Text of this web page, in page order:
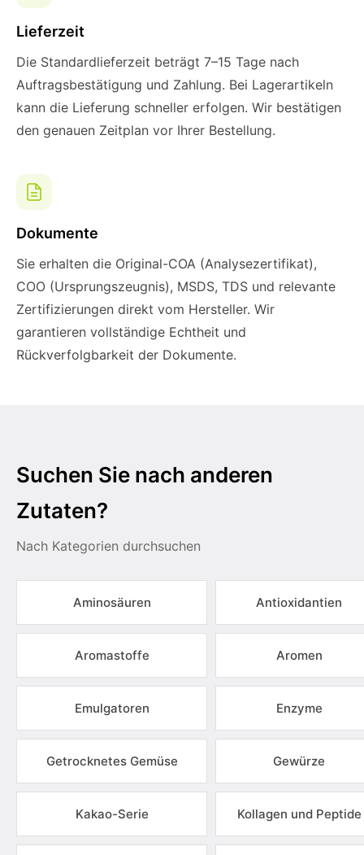
Lieferzeit
Die Standardlieferzeit beträgt 7–15 Tage nach
Auftragsbestätigung und Zahlung. Bei Lagerartikeln
kann die Lieferung schneller erfolgen. Wir bestätigen
den genauen Zeitplan vor Ihrer Bestellung.
Dokumente
Sie erhalten die Original-COA (Analysezertifikat),
COO (Ursprungszeugnis), MSDS, TDS und relevante
Zertifizierungen direkt vom Hersteller. Wir
garantieren vollständige Echtheit und
Rückverfolgbarkeit der Dokumente.
Suchen Sie nach anderen
Zutaten?
Nach Kategorien durchsuchen
Aminosäuren Antioxidantien
Aromastoffe Aromen
Emulgatoren Enzyme
Getrocknetes Gemüse Gewürze
Kakao-Serie Kollagen und Peptide